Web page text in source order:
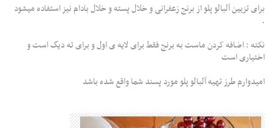
برای تزیین آلبالو پلو از برنج زعفرانی و خلال پسته و خلال بادام نیز استفاده میشود
.
نکته : اضافه کردن ماست به برنج فقط برای لایه ی اول و برای ته دیگ است و
اختیاری است
امیدوارم طرز تهیه آلبالو پلو مورد پسند شما واقع شده باشد